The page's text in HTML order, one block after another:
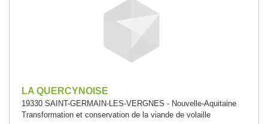
LA QUERCYNOISE
19330 SAINT-GERMAIN-LES-VERGNES - Nouvelle-Aquitaine
Transformation et conservation de la viande de volaille